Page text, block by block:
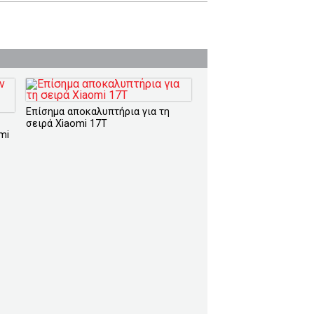
Επίσημα αποκαλυπτήρια για τη
σειρά Xiaomi 17T